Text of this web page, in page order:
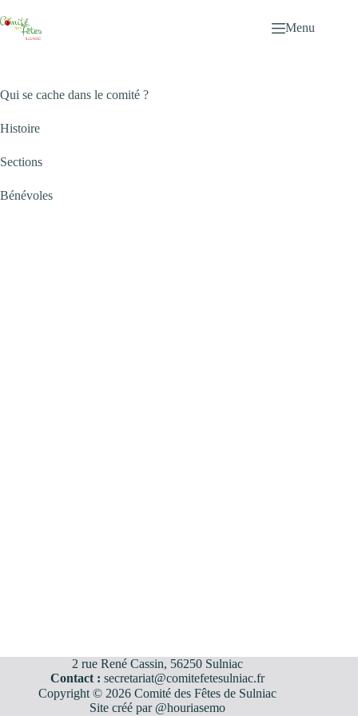
au
contenu
Menu
Qui se cache dans le comité ?
Histoire
Sections
Bénévoles
2 rue René Cassin, 56250 Sulniac
Contact : secretariat@comitefetesulniac.fr
Copyright © 2026 Comité des Fêtes de Sulniac
Site créé par @houriasemo